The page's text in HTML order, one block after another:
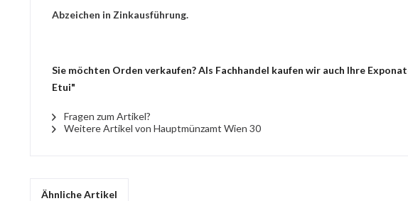
Abzeichen in Zinkausführung.
Sie möchten Orden verkaufen? Als Fachhandel kaufen wir auch Ihre
Etui"
Fragen zum Artikel?
Weitere Artikel von Hauptmünzamt Wien 30
Ähnliche Artikel